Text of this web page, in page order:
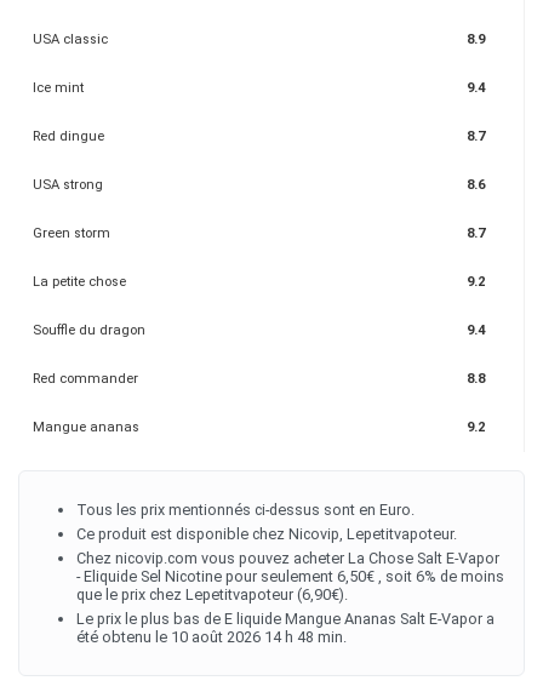
USA classic 8.9
Ice mint 9.4
Red dingue 8.7
USA strong 8.6
Green storm 8.7
La petite chose 9.2
Souffle du dragon 9.4
Red commander 8.8
Mangue ananas 9.2
Tous les prix mentionnés ci-dessus sont en Euro.
Ce produit est disponible chez Nicovip, Lepetitvapoteur.
Chez nicovip.com vous pouvez acheter La Chose Salt E-Vapor
- Eliquide Sel Nicotine pour seulement 6,50€ , soit 6% de moins
que le prix chez Lepetitvapoteur (6,90€).
Le prix le plus bas de E liquide Mangue Ananas Salt E-Vapor a
été obtenu le 10 août 2026 14 h 48 min.